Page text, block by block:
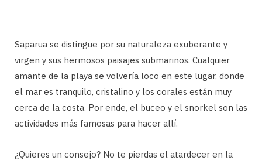
Saparua se distingue por su naturaleza exuberante y
virgen y sus hermosos paisajes submarinos. Cualquier
amante de la playa se volvería loco en este lugar, donde
el mar es tranquilo, cristalino y los corales están muy
cerca de la costa. Por ende, el buceo y el snorkel son las
actividades más famosas para hacer allí.
¿Quieres un consejo? No te pierdas el atardecer en la